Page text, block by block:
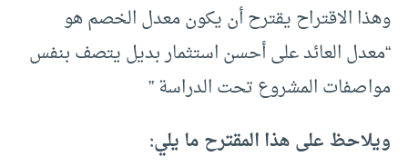
وهذا الاقتراح يقترح أن يكون معدل الخصم هو
“معدل العائد على أحسن استثمار بديل يتصف بنفس
مواصفات المشروع تحت الدراسة ”
ويلاحظ على هذا المقترح ما يلي: